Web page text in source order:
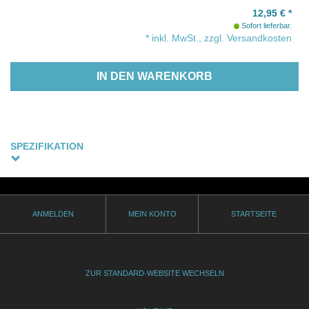
12,95 € *
Sofort lieferbar.
* inkl. MwSt., zzgl. Versandkosten
IN DEN WARENKORB
SPEZIFIKATION
(optional)
ANMELDEN MEIN KONTO STARTSEITE
ZUR STANDARD-WEBSITE WECHSELN